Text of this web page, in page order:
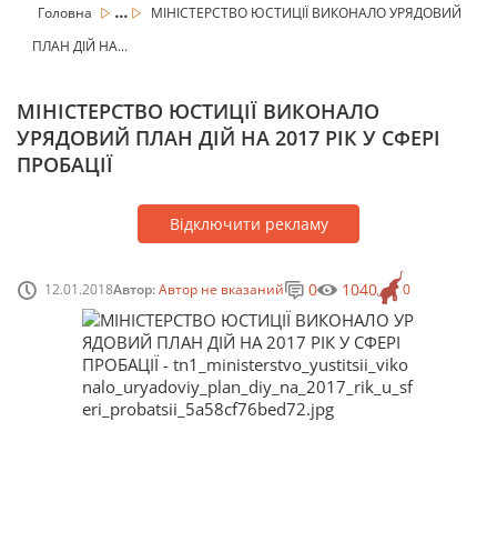
Головна ...
МІНІСТЕРСТВО ЮСТИЦІЇ ВИКОНАЛО УРЯДОВИЙ
ПЛАН ДІЙ НА...
МІНІСТЕРСТВО ЮСТИЦІЇ ВИКОНАЛО
УРЯДОВИЙ ПЛАН ДІЙ НА 2017 РІК У СФЕРІ
ПРОБАЦІЇ
Відключити рекламу
12.01.2018Автор:Автор не вказаний 0
0 1040